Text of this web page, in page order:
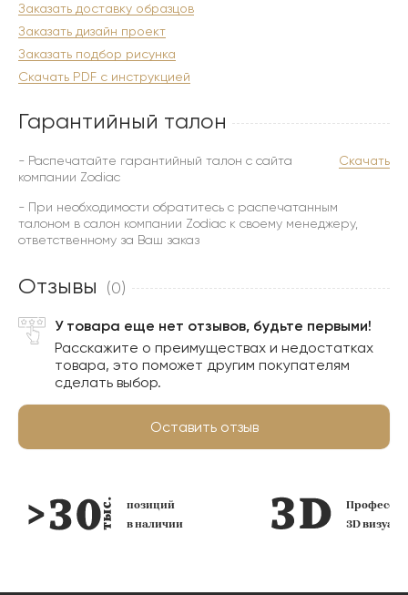
Заказать доставку образцов
Заказать дизайн проект
Заказать подбор рисунка
Скачать PDF с инструкцией
Гарантийный талон
- Распечатайте гарантийный талон с сайта
компании Zodiac
Скачать
- При необходимости обратитесь с распечатанным
талоном в салон компании Zodiac к своему менеджеру,
ответственному за Ваш заказ
Отзывы (0)
У товара еще нет отзывов, будьте первыми!
Расскажите о преимуществах и недостатках
товара, это поможет другим покупателям
сделать выбор.
Оставить отзыв
позиций
в наличии
3D